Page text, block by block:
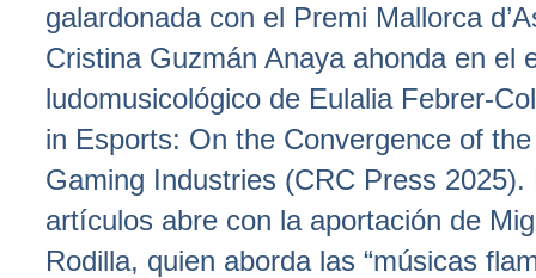
galardonada con el Premi Mallorca
Cristina Guzmán Anaya ahonda en el
ludomusicológico de Eulalia Febrer-
in Esports: On the Convergence of
Gaming Industries (CRC Press 2025).
artículos abre con la aportación de
Rodilla, quien aborda las “músicas